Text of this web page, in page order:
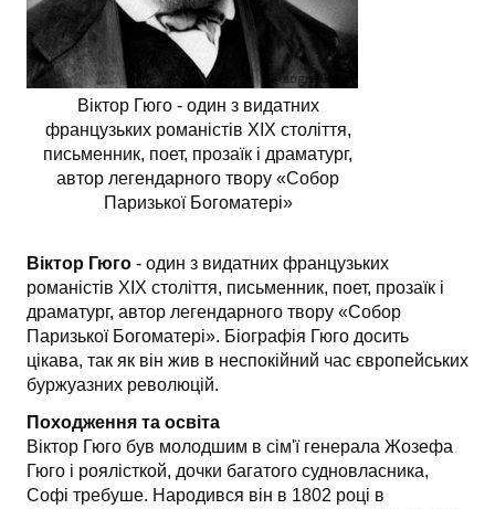
Віктор Гюго - один з видатних
французьких романістів XIX століття,
письменник, поет, прозаїк і драматург,
автор легендарного твору «Собор
Паризької Богоматері»
Віктор Гюго - один з видатних французьких
романістів XIX століття, письменник, поет, прозаїк і
драматург, автор легендарного твору «Собор
Паризької Богоматері». Біографія Гюго досить
цікава, так як він жив в неспокійний час європейських
буржуазних революцій.
Походження та освіта
Віктор Гюго був молодшим в сім'ї генерала Жозефа
Гюго і роялісткой, дочки багатого судновласника,
Софі требуше. Народився він в 1802 році в